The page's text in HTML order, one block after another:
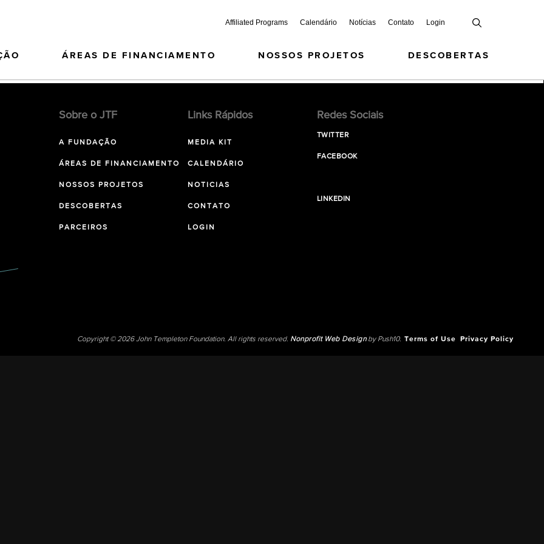
Affiliated Programs Calendário Notícias Contato Login
ÁREAS DE FINANCIAMENTO NOSSOS PROJETOS DESCOBERTAS
Sobre o JTF
A FUNDAÇÃO
ÁREAS DE FINANCIAMENTO
NOSSOS PROJETOS
DESCOBERTAS
PARCEIROS
Links Rápidos
MEDIA KIT
CALENDÁRIO
NOTICIAS
CONTATO
LOGIN
Redes Sociais
TWITTER
FACEBOOK
LINKEDIN
Copyright © 2026 John Templeton Foundation. All rights reserved. Nonprofit Web Designby Push10. Terms of Use Privacy Policy